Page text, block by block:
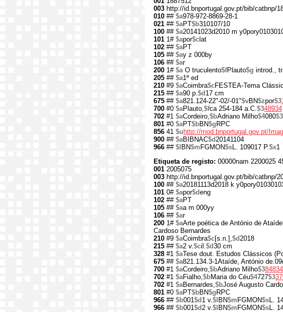
003 http://id.bnportugal.gov.pt/bib/catbnp/
010 ## $a978-972-8869-28-1
021 ## $aPT$b310107/10
100 ## $a20141023d2010 m
101 1# $apor$c lat
102 ## $aPT
105 ## $ay z 000by
106 ## $ar
200 1# $aO truculento$fPlauto$g introd.,
205 ## $a1ª ed
210 #9 $aCoimbra$cFESTEA-Tema
215 ## $a90 p.$d 17 cm
675 ## $a821.124-22"-02/-01"$vBN$zpor$3
700 #0 $aPlauto,$fca 254-184 a.C.$348934
702 #1 $aCordeiro,$bAdriano Milho$4080$3
801 #0 $aPT$bBN$g RPC
856 41 $u http://rnod.bnportugal.gov.pt/
900 ## $aBIBNAC$d20141104
966 ## $l BN$m FGMON$sL. 109017 P.$x1
Etiqueta de registo: 00000nam 2200025
001 2005075
003 http://id.bnportugal.gov.pt/bib/catbnp/
100 ## $a20181113d2018 k
101 0# $apor$deng
102 ## $aPT
105 ## $aa m 000yy
106 ## $ar
200 1# $aArte poética de António de Ataíde
Cardoso Bernardes
210 #9 $aCoimbra$c[s.n.],$d2018
215 ## $a2 v.$cil.$d30 cm
328 #1 $aTese dout. Estudos Clássicos
675 ## $a821.134.3-1Ataíde, António
700 #1 $aCordeiro,$bAdriano Milho$384834
702 #1 $aFialho,$bMaria do Céu$4727$3
702 #1 $aBernardes,$bJosé Augusto
801 #0 $aPT$bBN$g RPC
966 ## $b001$d 1 v.$l BN$m FGMON$sL.
966 ## $b001$d2 v.$l BN$m FGMON$sL.